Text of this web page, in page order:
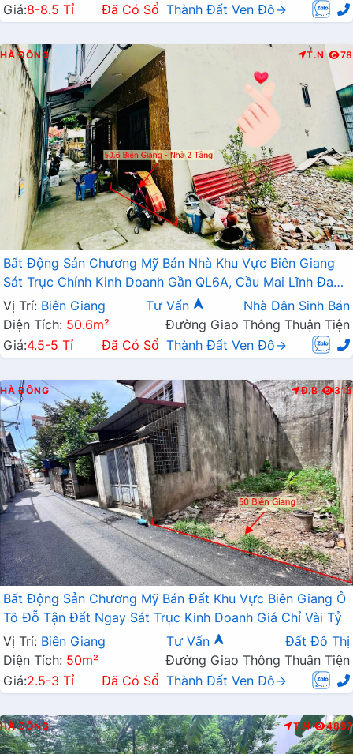
Giá:8-8.5 Tỉ Đã Có Sổ Thành Đất Ven Đô→
HÀ ĐÔNG T.N 78
Bất Động Sản Chương Mỹ Bán Nhà Khu Vực Biên Giang
Sát Trục Chính Kinh Doanh Gần QL6A, Cầu Mai Lĩnh Đang
Mở Rộng
Vị Trí: Biên Giang Tư Vấn
Nhà Dân Sinh Bán
Diện Tích: 50.6m²
Đường Giao Thông Thuận Tiện
Giá:4.5-5 Tỉ Đã Có Sổ Thành Đất Ven Đô→
HÀ ĐÔNG Đ.B 315
Bất Động Sản Chương Mỹ Bán Đất Khu Vực Biên Giang Ô
Tô Đỗ Tận Đất Ngay Sát Trục Kinh Doanh Giá Chỉ Vài Tỷ
Vị Trí: Biên Giang Tư Vấn
Đất Đô Thị
Diện Tích: 50m²
Đường Giao Thông Thuận Tiện
Giá:2.5-3 Tỉ Đã Có Sổ Thành Đất Ven Đô→
HÀ ĐÔNG T.N 4897